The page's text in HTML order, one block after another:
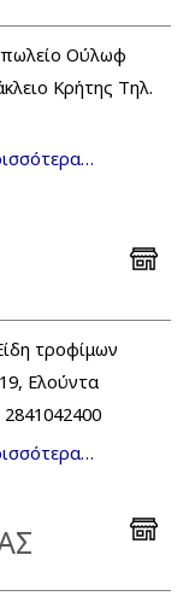
Ούλωφ
Κρήτης Τηλ.
τροφίμων
Ελούντα